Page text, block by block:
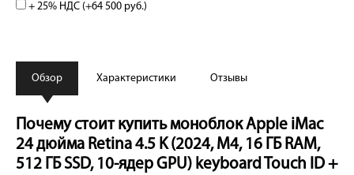
+ 25% НДС (+64 500 руб.)
Обзор Характеристики Отзывы
Почему стоит купить моноблок Apple iMac
24 дюйма Retina 4.5 K (2024, M4, 16 ГБ RAM,
512 ГБ SSD, 10-ядер GPU) keyboard Touch ID +